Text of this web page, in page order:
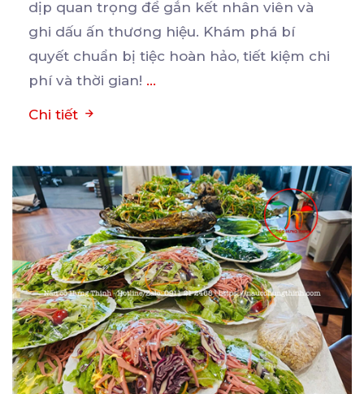
dịp quan trọng để gắn kết nhân viên và
ghi dấu ấn thương hiệu. Khám phá bí
quyết chuẩn bị tiệc hoàn hảo, tiết kiệm chi
phí và thời gian! ...
Chi tiết